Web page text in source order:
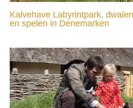
Kalvehave Labyrintpark,
en spelen in Denemarken